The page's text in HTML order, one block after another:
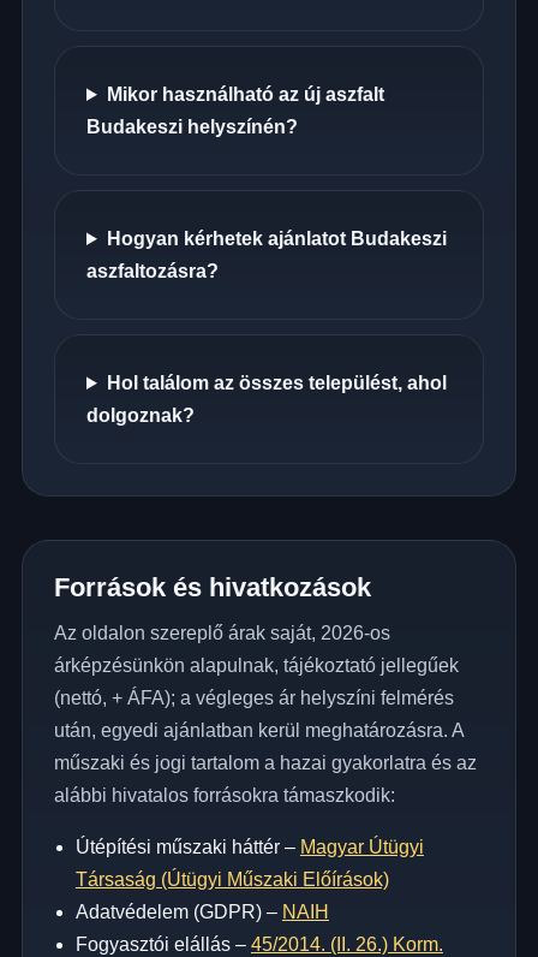
Mikor használható az új aszfalt
Budakeszi helyszínén?
Hogyan kérhetek ajánlatot Budakeszi
aszfaltozásra?
Hol találom az összes települést, ahol
dolgoznak?
Források és hivatkozások
Az oldalon szereplő árak saját, 2026-os
árképzésünkön alapulnak, tájékoztató jellegűek
(nettó, + ÁFA); a végleges ár helyszíni felmérés
után, egyedi ajánlatban kerül meghatározásra. A
műszaki és jogi tartalom a hazai gyakorlatra és az
alábbi hivatalos forrásokra támaszkodik:
Útépítési műszaki háttér – Magyar Útügyi
Társaság (Útügyi Műszaki Előírások)
Adatvédelem (GDPR) – NAIH
Fogyasztói elállás – 45/2014. (II. 26.) Korm.